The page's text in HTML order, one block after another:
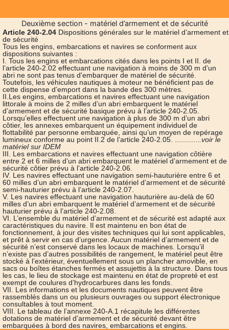
Deuxième section - matériel d’armement et de sécurité
Article 240-2.04 Dispositions générales sur le matériel d’armement et
de sécurité
Tous les engins, embarcations et navires se conforment aux
dispositions suivantes :
I. Tous les engins et embarcations cités dans les points I et II. de
l’article 240-2.02 effectuant une navigation à moins de 300 m d’un
abri ne sont pas tenus d'embarquer de matériel de sécurité.
Toutefois, les véhicules nautiques à moteur ne bénéficient pas de
cette dispense d’emport dans la bande des 300 mètres.
II.Les engins, embarcations et navires effectuant une navigation
littorale à moins de 2 milles d’un abri embarquent le matériel
d’armement et de sécurité basique prévu à l’article 240-2.05.
Lorsqu’elles effectuent une navigation à plus de 300 m d’un abri
côtier, les annexes embarquent un équipement individuel de
flottabilité par personne embarquée, ainsi qu’un moyen de repérage
lumineux conforme au point II.2 de l’article 240-2.05. ............
.voir le
matériel sur IDEM
III. Les embarcations et navires effectuant une navigation côtière
entre 2 et 6 milles d’un abri embarquent le matériel d’armement et de
sécurité côtier prévu à l’article 240-2.06.
IV. Les navires effectuant une navigation semi-hauturière entre 6 et
60 milles d’un abri embarquent le matériel d’armement et de sécurité
semi-hauturier prévu à l’article 240-2.07.
V. Les navires effectuant une navigation hauturière au-delà de 60
milles d’un abri embarquent le matériel d’armement et de sécurité
hauturier prévu à l’article 240-2.08.
VI. L’ensemble du matériel d’armement et de sécurité est adapté aux
caractéristiques du navire. Il est maintenu en bon état de
fonctionnement, à jour des visites techniques qui lui sont applicables,
et prêt à servir en cas d’urgence. Aucun matériel d’armement et de
sécurité n’est conservé dans les locaux de machines. Lorsqu’il
n’existe pas d’autres possibilités de rangement, le matériel peut être
stocké à l’extérieur, éventuellement sous un plancher amovible, en
sacs ou boîtes étanches fermés et assujettis à la structure. Dans tous
les cas, le lieu de stockage est maintenu en état de propreté et est
exempt de coulures d’hydrocarbures dans les fonds.
VII. Les informations et les documents nautiques peuvent être
rassemblés dans un ou plusieurs ouvrages ou support électronique
consultables à tout moment.
VIII. Le tableau de l’annexe 240-A.1 récapitule les différentes
dotations de matériel d’armement et de sécurité devant être
embarquées à bord des navires, embarcations et engins.